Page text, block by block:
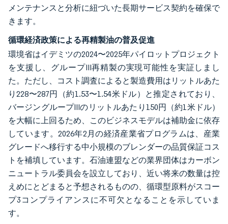
メンテナンスと分析に紐づいた長期サービス契約を確保で
きます。
循環経済政策による再精製油の普及促進
環境省はイデミツの2024〜2025年パイロットプロジェクト
を支援し、グループIII再精製の実現可能性を実証しまし
た。ただし、コスト調査によると製造費用はリットルあた
り228〜287円（約1.53〜1.54米ドル）と推定されており、
バージングループIIIのリットルあたり150円（約1米ドル）
を大幅に上回るため、このビジネスモデルは補助金に依存
しています。2026年2月の経済産業省プログラムは、産業
グレードへ移行する中小規模のブレンダーの品質保証コス
トを補填しています。石油連盟などの業界団体はカーボン
ニュートラル委員会を設立しており、近い将来の数量は控
えめにとどまると予想されるものの、循環型原料がスコー
プ3コンプライアンスに不可欠となることを示していま
す。